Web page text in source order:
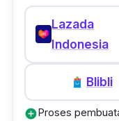
Lazada
Indonesia
Blibli
add_circleProses